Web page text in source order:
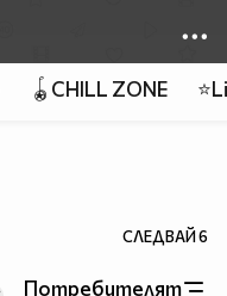
🪀CHILL ZONE
СЛЕДВАЙ6
Потребителят